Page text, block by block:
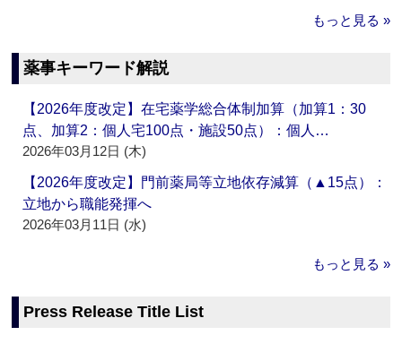
もっと見る »
薬事キーワード解説
【2026年度改定】在宅薬学総合体制加算（加算1：30
点、加算2：個人宅100点・施設50点）：個人…
2026年03月12日 (木)
【2026年度改定】門前薬局等立地依存減算（▲15点）：
立地から職能発揮へ
2026年03月11日 (水)
もっと見る »
Press Release Title List